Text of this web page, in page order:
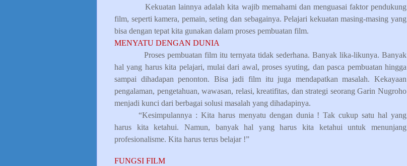
Kekuatan lainnya adalah kita wajib memahami dan menguasai faktor pendukung
film, seperti kamera, pemain, seting dan sebagainya. Pelajari kekuatan masing-masing yang
bisa dengan tepat kita gunakan dalam proses pembuatan film.
MENYATU DENGAN DUNIA
Proses pembuatan film itu ternyata tidak sederhana. Banyak lika-likunya. Banyak
hal yang harus kita pelajari, mulai dari awal, proses syuting, dan pasca pembuatan hingga
sampai dihadapan penonton. Bisa jadi film itu juga mendapatkan masalah. Kekayaan
pengalaman, pengetahuan, wawasan, relasi, kreatifitas, dan strategi seorang Garin Nugroho
menjadi kunci dari berbagai solusi masalah yang dihadapinya.
“Kesimpulannya : Kita harus menyatu dengan dunia ! Tak cukup satu hal yang
harus kita ketahui. Namun, banyak hal yang harus kita ketahui untuk menunjang
profesionalisme. Kita harus terus belajar !”
FUNGSI FILM